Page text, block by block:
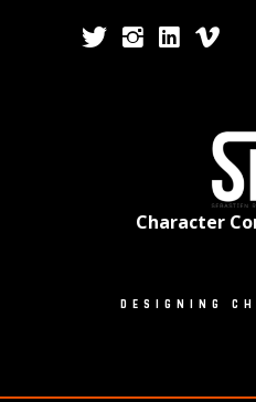
Character
DESIGNING